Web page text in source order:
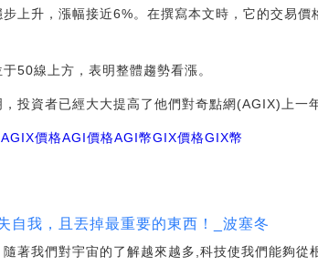
上升，漲幅接近6%。在撰寫本文時，它的交易
50線上方，表明整體趨勢看漲。
投資者已經大大提高了他們對奇點網(AGIX)上一年
AGIX價格AGI價格AGI幣GIX價格GIX幣
自我，且丟掉最重要的東西！_波塞冬
著我們對宇宙的了解越來越多,科技使我們能夠從